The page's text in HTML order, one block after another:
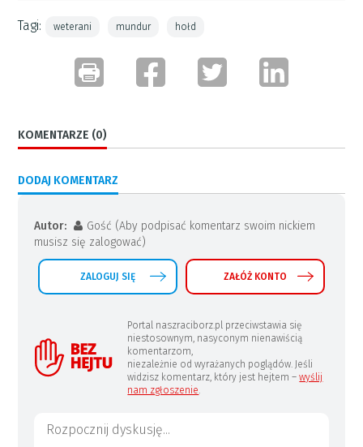
Tagi: weterani mundur hołd
KOMENTARZE (0)
DODAJ KOMENTARZ
Autor:
Gość (Aby podpisać komentarz swoim nickiem
musisz się zalogować)
ZALOGUJ SIĘ ZAŁÓŻ KONTO
Portal naszraciborz.pl przeciwstawia się
niestosownym, nasyconym nienawiścią
komentarzom,
niezależnie od wyrażanych poglądów. Jeśli
widzisz komentarz, który jest hejtem –wyślij
nam zgłoszenie.